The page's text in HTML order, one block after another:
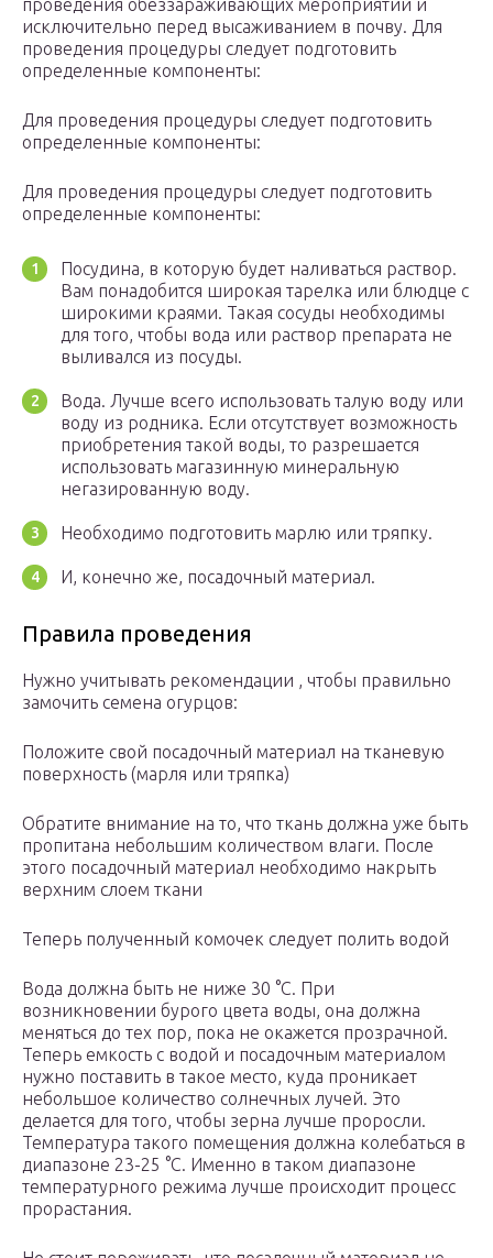
проведения обеззараживающих мероприятий и
исключительно перед высаживанием в почву. Для
проведения процедуры следует подготовить
определенные компоненты:
Для проведения процедуры следует подготовить
определенные компоненты:
Для проведения процедуры следует подготовить
определенные компоненты:
Посудина, в которую будет наливаться раствор.
Вам понадобится широкая тарелка или блюдце с
широкими краями. Такая сосуды необходимы
для того, чтобы вода или раствор препарата не
выливался из посуды.
Вода. Лучше всего использовать талую воду или
воду из родника. Если отсутствует возможность
приобретения такой воды, то разрешается
использовать магазинную минеральную
негазированную воду.
Необходимо подготовить марлю или тряпку.
И, конечно же, посадочный материал.
Правила проведения
Нужно учитывать рекомендации , чтобы правильно
замочить семена огурцов:
Положите свой посадочный материал на тканевую
поверхность (марля или тряпка)
Обратите внимание на то, что ткань должна уже быть
пропитана небольшим количеством влаги. После
этого посадочный материал необходимо накрыть
верхним слоем ткани
Теперь полученный комочек следует полить водой
Вода должна быть не ниже 30 °С. При
возникновении бурого цвета воды, она должна
меняться до тех пор, пока не окажется прозрачной.
Теперь емкость с водой и посадочным материалом
нужно поставить в такое место, куда проникает
небольшое количество солнечных лучей. Это
делается для того, чтобы зерна лучше проросли.
Температура такого помещения должна колебаться в
диапазоне 23-25 °С. Именно в таком диапазоне
температурного режима лучше происходит процесс
прорастания.